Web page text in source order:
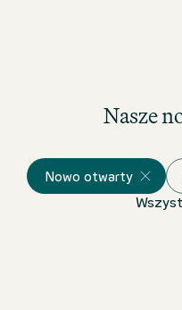
Nasze
Nowo otwarty